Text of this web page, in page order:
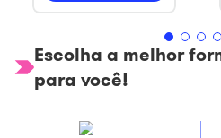
Escolha a melhor
para você!